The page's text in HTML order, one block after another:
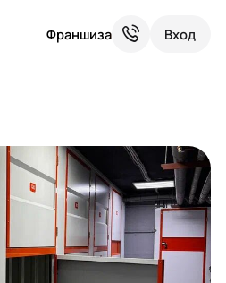
Франшиза Вход